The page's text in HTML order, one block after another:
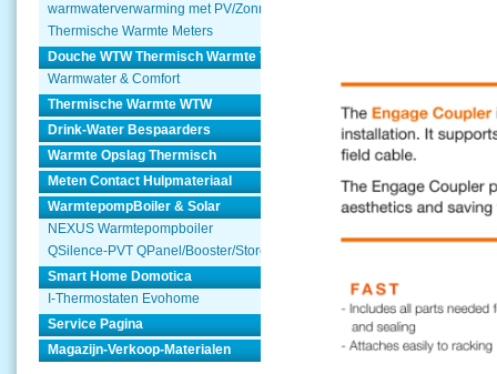
warmwaterverwarming met PV/Zonnepanelen
Thermische Warmte Meters
Douche WTW Thermisch Warmte Terugwinnen
Warmwater & Comfort
Thermische Warmte WTW
Drink-Water Bespaarders
Warmte Opslag Thermisch
Meten Contact Hulpmateriaal
WarmtepompBoiler & Solar
NEXUS Warmtepompboiler
QSilence-PVT QPanel/Booster/Store
Smart Home Domotica
I-Thermostaten Evohome
Service Pagina
Magazijn-Verkoop-Materialen